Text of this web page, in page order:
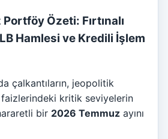
Özeti: Fırtınalı
Hamlesi ve Kredili İşlem
çalkantıların, jeopolitik
kritik seviyelerin
bir 2026 Temmuz ayını